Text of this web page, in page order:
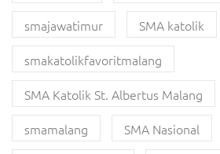
smajawatimur
SMA katolik
smakatolikfavoritmalang
SMA Katolik St. Albertus Malang
smamalang
SMA Nasional